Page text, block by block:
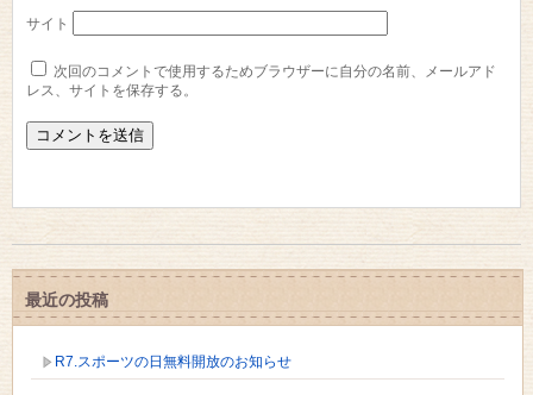
サイト
次回のコメントで使用するためブラウザーに自分の名前、メールアド
レス、サイトを保存する。
最近の投稿
R7.スポーツの日無料開放のお知らせ